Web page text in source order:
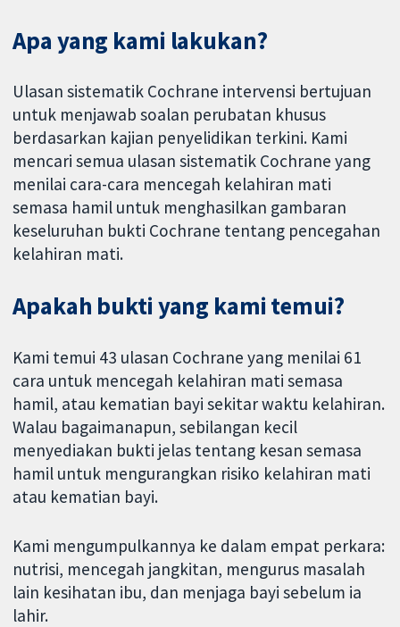
Apa yang kami lakukan?
Ulasan sistematik Cochrane intervensi bertujuan
untuk menjawab soalan perubatan khusus
berdasarkan kajian penyelidikan terkini. Kami
mencari semua ulasan sistematik Cochrane yang
menilai cara-cara mencegah kelahiran mati
semasa hamil untuk menghasilkan gambaran
keseluruhan bukti Cochrane tentang pencegahan
kelahiran mati.
Apakah bukti yang kami temui?
Kami temui 43 ulasan Cochrane yang menilai 61
cara untuk mencegah kelahiran mati semasa
hamil, atau kematian bayi sekitar waktu kelahiran.
Walau bagaimanapun, sebilangan kecil
menyediakan bukti jelas tentang kesan semasa
hamil untuk mengurangkan risiko kelahiran mati
atau kematian bayi.
Kami mengumpulkannya ke dalam empat perkara:
nutrisi, mencegah jangkitan, mengurus masalah
lain kesihatan ibu, dan menjaga bayi sebelum ia
lahir.